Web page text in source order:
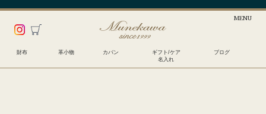
財布 革小物 カバン
ギフト/ケア
名入れ
ブログ